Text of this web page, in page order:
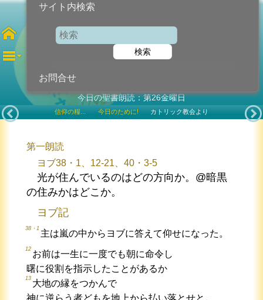
サイト内検索
検索
お問合せ
聖ヒエロニモ 司祭教会博士
今日の聖書朗読：第26金曜日
信仰の糧... 今日のために! カトリック教会より
第一朗読
ヨブ38・1、12-21、40・3-5
光が住んでいるのはどの方向か。@暗黒
の住みかはどこか。
ヨブ記
38・1
主は嵐の中からヨブに答えて仰せになった。
12
お前は一生に一度でも朝に命令し
曙に役割を指示したことがあるか
13
大地の縁をつかんで
神に逆らう者どもを地上から払い落とせと。